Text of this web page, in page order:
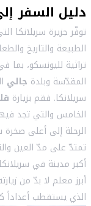
دليل السفر
توفّر جزيرة
الطبيعة والتاريخ
تراثية لليونسكو، بما
المقدّسة وبلدة جالي
سريلانكا. فقم بزيارة
الخامس والتي تجد
الرحلة إلى أعلى صخرة
تمتدّ على مدّ العين
أكبر مدينة في
أبرز معلم لا بدّ من
الذي يستقطب أعداداً